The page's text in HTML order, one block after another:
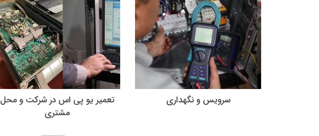
سرویس و نگهداری
تعمير یو پی اس در شرکت و محل
مشتری